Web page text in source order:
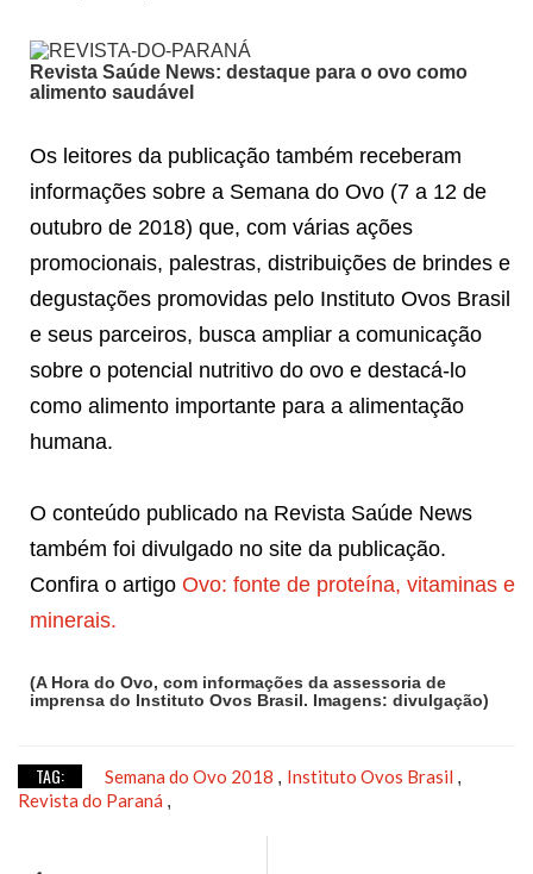
Revista Saúde News: destaque para o ovo como
alimento saudável
Os leitores da publicação também receberam
informações sobre a Semana do Ovo (7 a 12 de
outubro de 2018) que, com várias ações
promocionais, palestras, distribuições de brindes e
degustações promovidas pelo Instituto Ovos Brasil
e seus parceiros, busca ampliar a comunicação
sobre o potencial nutritivo do ovo e destacá-lo
como alimento importante para a alimentação
humana.
O conteúdo publicado na Revista Saúde News
também foi divulgado no site da publicação.
Confira o artigo Ovo: fonte de proteína, vitaminas e
minerais.
(A Hora do Ovo, com informações da assessoria de
imprensa do Instituto Ovos Brasil. Imagens: divulgação)
TAG: Semana do Ovo 2018 , Instituto Ovos Brasil ,
Revista do Paraná ,